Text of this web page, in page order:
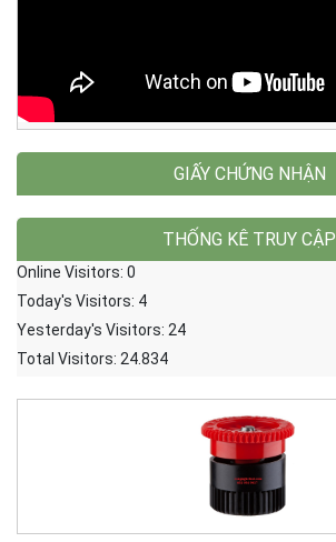
GIẤY CHỨNG NHẬN
THỐNG KÊ TRUY CẬP
Online Visitors: 0
Today's Visitors: 4
Yesterday's Visitors: 24
Total Visitors: 24.834